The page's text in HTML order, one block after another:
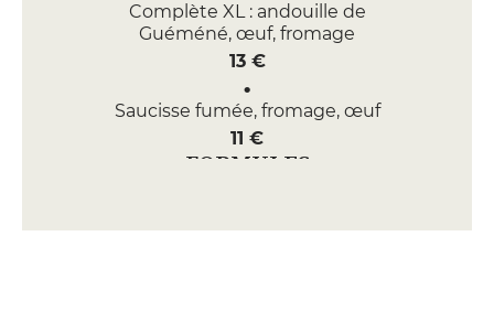
Complète XL : andouille de
Guéméné, œuf, fromage
13 €
Saucisse fumée, fromage, œuf
11 €
FORMULES